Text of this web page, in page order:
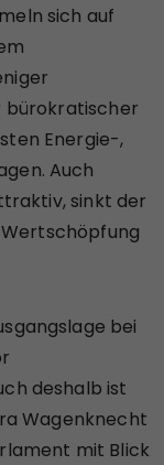
sich auf
bürokratischer
Energie-,
Auch
sinkt der
bei
deshalb ist
Wagenknecht
mit Blick